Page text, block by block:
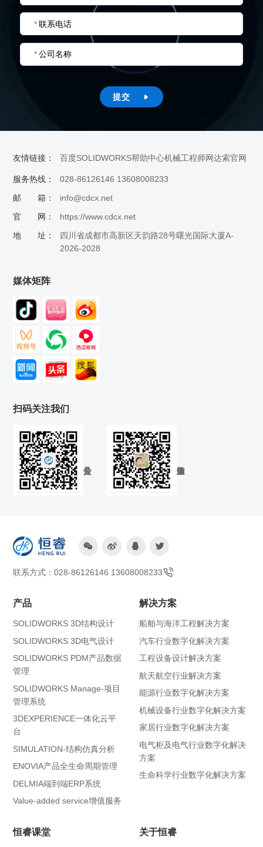
* 联系电话
* 公司名称
提交 
友情链接： 百度SOLIDWORKS帮助中心机械工程师网达索官网
服务热线：
028-86126146 13608008233
邮 箱：
info@cdcx.net
官 网：
https://www.cdcx.net
地 址：
四川省成都市高新区天韵路28号曙光国际大厦A-
2026-2028
媒体矩阵
扫码关注我们
   
联系方式：028-86126146 13608008233
产品
SOLIDWORKS 3D结构设计
SOLIDWORKS 3D电气设计
SOLIDWORKS PDM产品数据
管理
SOLIDWORKS Manage-项目
管理系统
3DEXPERIENCE一体化云平
台
SIMULATION-结构仿真分析
ENOVIA产品全生命周期管理
DELMIA端到端ERP系统
Value-added service增值服务
解决方案
船舶与海洋工程解决方案
汽车行业数字化解决方案
工程设备设计解决方案
航天航空行业解决方案
能源行业数字化解决方案
机械设备行业数字化解决方案
家居行业数字化解决方案
电气柜及电气行业数字化解决
方案
生命科学行业数字化解决方案
恒睿课堂 关于恒睿